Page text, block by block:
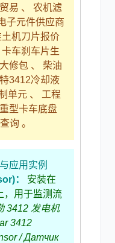
易 、 农机滤
子元件供应商
机刀片报价
车刹车片生
修包 、 柴油
3412冷却液
单元 、 工程
型卡车底盘
询 。
应用实例
：
安装在
，用于监测流
3412 发电机
3412
/ Датчик